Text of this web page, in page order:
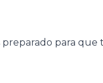
para